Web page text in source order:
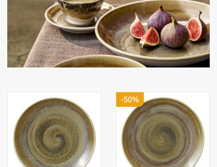
Gedeckter Tisch
Buffet
Fingerfood
Aufsteller
Bar
Tafeln
-50%